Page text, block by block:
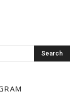
Search